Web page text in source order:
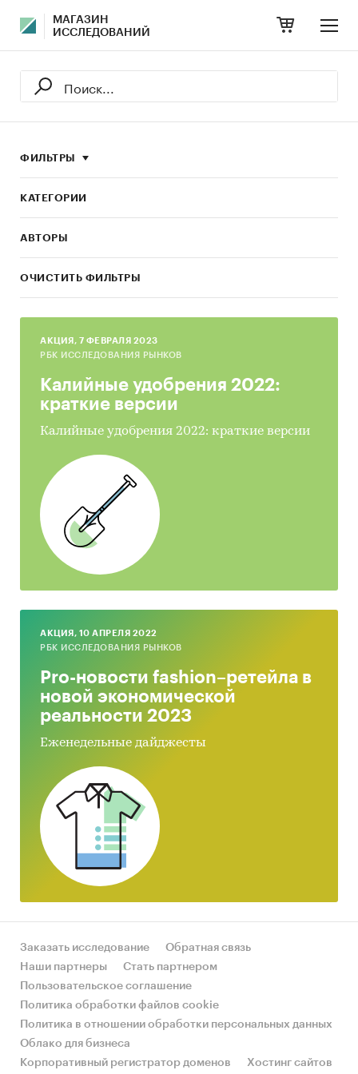
МАГАЗИН
ИССЛЕДОВАНИЙ
ФИЛЬТРЫ
КАТЕГОРИИ
АВТОРЫ
ОЧИСТИТЬ ФИЛЬТРЫ
AКЦИЯ, 7 ФЕВРАЛЯ 2023
РБК ИССЛЕДОВАНИЯ РЫНКОВ
Калийные удобрения 2022:
краткие версии
Калийные удобрения 2022: краткие версии
AКЦИЯ, 10 АПРЕЛЯ 2022
РБК ИССЛЕДОВАНИЯ РЫНКОВ
Pro-новости fashion–ретейла в
новой экономической
реальности 2023
Еженедельные дайджесты
Заказать исследование
Обратная связь
Наши партнеры
Стать партнером
Пользовательское соглашение
Политика обработки файлов cookie
Политика в отношении обработки персональных данных
Облако для бизнеса
Корпоративный регистратор доменов
Хостинг сайтов